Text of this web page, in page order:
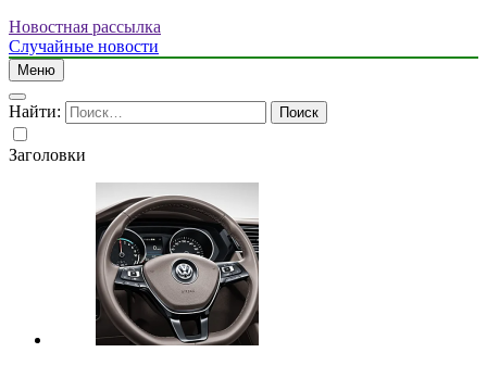
Новостная рассылка
Случайные новости
Меню
Найти:
Заголовки